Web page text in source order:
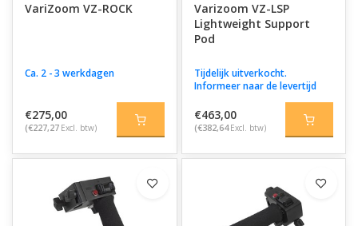
VariZoom VZ-ROCK
Ca. 2 - 3 werkdagen
€275,00
(€227,27 Excl. btw)
Varizoom VZ-LSP
Lightweight Support
Pod
Tijdelijk uitverkocht.
Informeer naar de levertijd
€463,00
(€382,64 Excl. btw)